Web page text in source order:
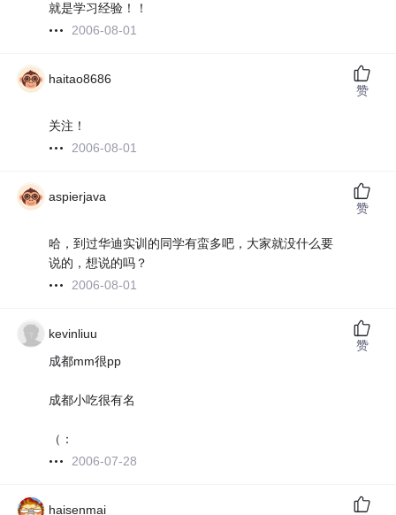
就是学习经验！！
2006-08-01
haitao8686
关注！
2006-08-01
赞
aspierjava
哈，到过华迪实训的同学有蛮多吧，大家就没什么要
说的，想说的吗？
2006-08-01
赞
kevinliuu
成都mm很pp
成都小吃很有名
（：
2006-07-28
赞
haisenmai